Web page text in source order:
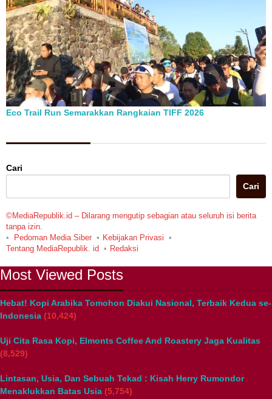
Eco Trail Run Semarakkan Rangkaian TIFF 2026
Cari
Cari
©MediaRepublik.id – Dilarang mengutip sebagian atau seluruh isi berita
tanpa izin.
Pedoman Media Siber
Kebijakan Privasi
Tentang MediaRepublik. id
Redaksi
Most Viewed Posts
Hebat! Kopi Arabika Tomohon Diakui Nasional, Terbaik Kedua se-
Indonesia (10,424)
Uji Cita Rasa Kopi, Elmonts Coffee And Roastery Jaga Kualitas
(8,529)
Lintasan, Usia, Dan Sebuah Tekad : Kisah Herry Rumondor
Menaklukkan Batas Usia (5,754)